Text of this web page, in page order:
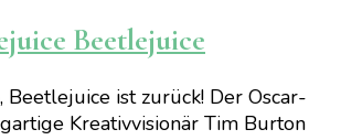
Beetlejuice
ist zurück! Der Oscar-
Kreativvisionär Tim Burton